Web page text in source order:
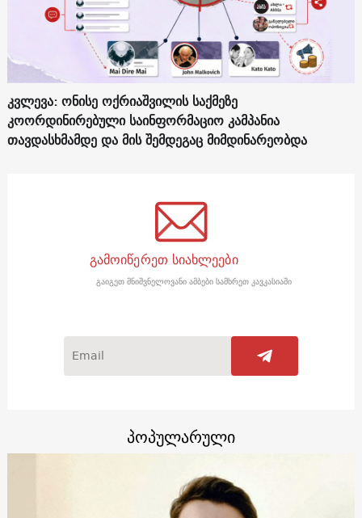
კვლევა: ონისე ოქრიაშვილის საქმეზე
კოორდინირებული საინფორმაციო კამპანია
თავდასხმამდე და მის შემდეგაც მიმდინარეობდა
გამოიწერეთ სიახლეები
გაიგეთ მნიშვნელოვანი ამბები სამხრეთ კავკასიაში
პოპულარული